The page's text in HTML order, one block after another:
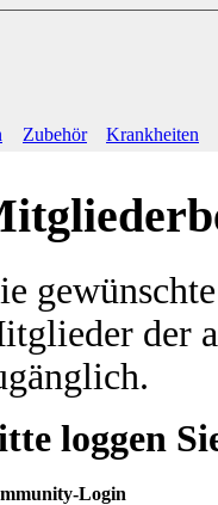
Zubehör Krankheiten
der
loggen
Login